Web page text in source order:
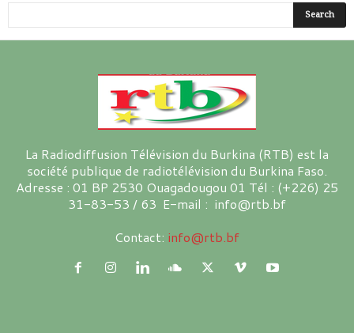
La Radiodiffusion Télévision du Burkina (RTB) est la
société publique de radiotélévision du Burkina Faso.
Adresse : 01 BP 2530 Ouagadougou 01 Tél : (+226) 25
31-83-53 / 63 E-mail : info@rtb.bf
Contact: info@rtb.bf